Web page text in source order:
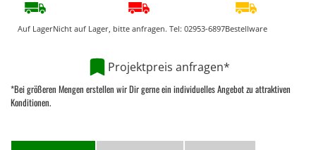
Auf LagerNicht auf Lager, bitte anfragen. Tel: 02953-6897Bestellware
Projektpreis anfragen*
*Bei größeren Mengen erstellen wir Dir gerne ein individuelles Angebot zu attraktiven
Konditionen.